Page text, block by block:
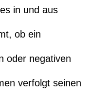
in und aus
ob ein
oder negativen
verfolgt seinen